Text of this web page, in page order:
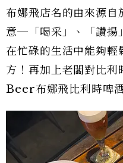
布娜飛店名的由來源
意─「喝采」、「讚揚
在忙碌的生活中能夠輕
方！再加上老闆對比
Beer布娜飛比利時啤